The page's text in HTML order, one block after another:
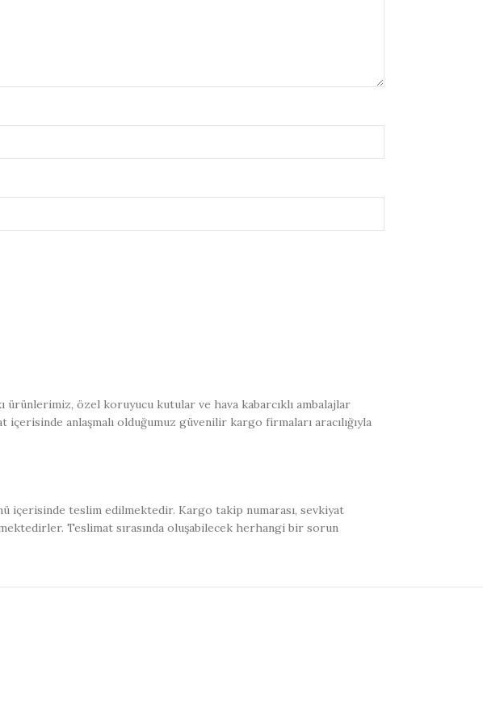
özel koruyucu kutular ve hava kabarcıklı ambalajlar
anlaşmalı olduğumuz güvenilir kargo firmaları aracılığıyla
teslim edilmektedir. Kargo takip numarası, sevkiyat
Teslimat sırasında oluşabilecek herhangi bir sorun